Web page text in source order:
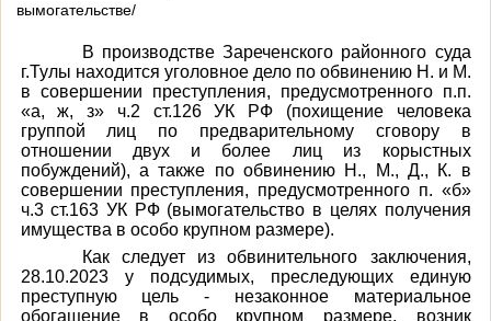
вымогательстве/
В производстве Зареченского районного суда
г.Тулы находится уголовное дело по обвинению Н. и М.
в совершении преступления, предусмотренного п.п.
«а, ж, з» ч.2 ст.126 УК РФ (похищение человека
группой лиц по предварительному сговору в
отношении двух и более лиц из корыстных
побуждений), а также по обвинению Н., М., Д., К. в
совершении преступления, предусмотренного п. «б»
ч.3 ст.163 УК РФ (вымогательство в целях получения
имущества в особо крупном размере).
Как следует из обвинительного заключения,
28.10.2023 у подсудимых, преследующих единую
преступную цель - незаконное материальное
обогащение в особо крупном размере, возник